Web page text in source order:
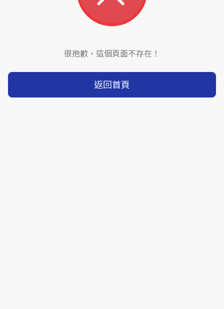
很抱歉，這個頁面不存在！
返回首頁